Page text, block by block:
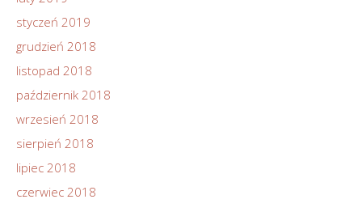
styczeń 2019
grudzień 2018
listopad 2018
październik 2018
wrzesień 2018
sierpień 2018
lipiec 2018
czerwiec 2018